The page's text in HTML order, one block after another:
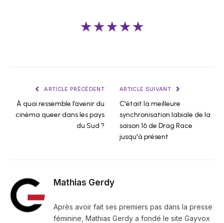
★★★★★
ARTICLE PRÉCÉDENT
À quoi ressemble l’avenir du
cinéma queer dans les pays
du Sud ?
ARTICLE SUIVANT
C'était la meilleure
synchronisation labiale de la
saison 16 de Drag Race
jusqu'à présent
Mathias Gerdy
Après avoir fait ses premiers pas dans la presse
féminine, Mathias Gerdy a fondé le site Gayvox